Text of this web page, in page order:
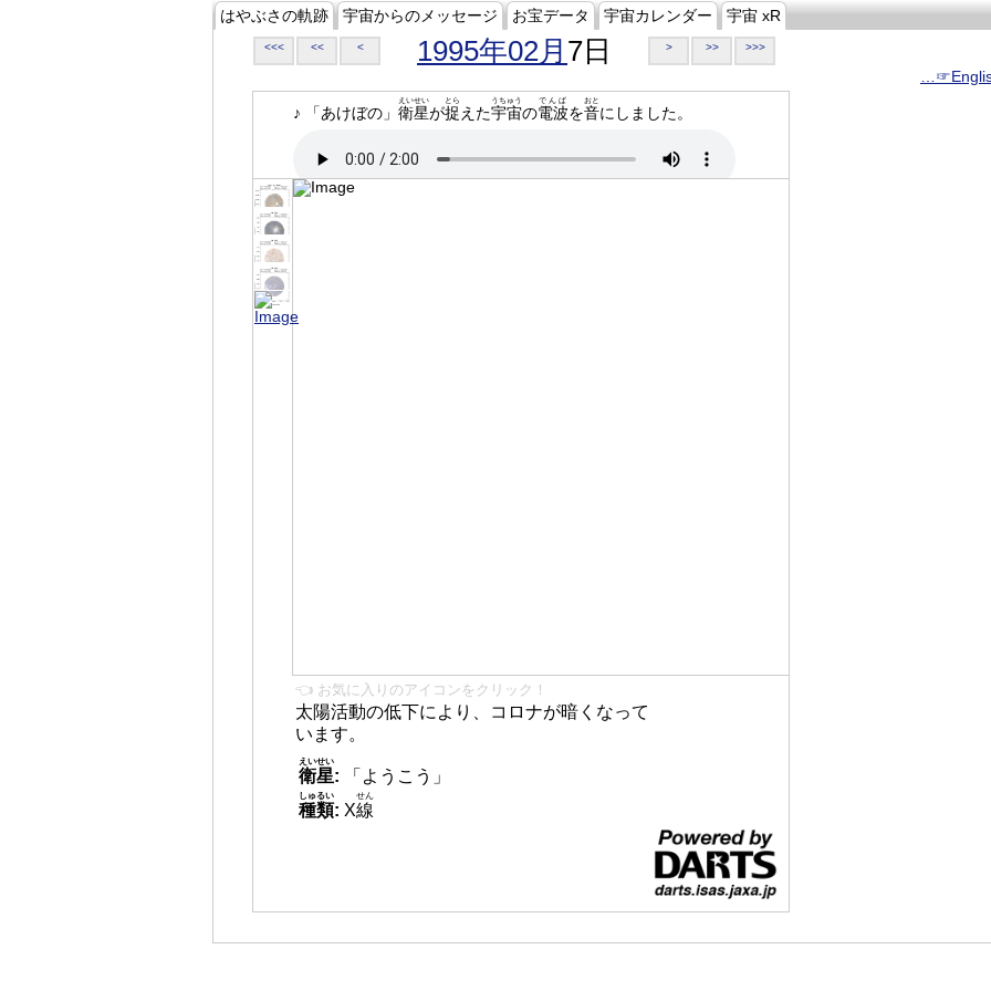
はやぶさの軌跡 宇宙からのメッセージ お宝データ 宇宙カレンダー 宇宙 xR
<<< << < 1995年02月 7日 > >> >>>
♪ 「あけぼの」 衛星
えいせい
が捉
とら
えた宇宙
うちゅう
の電波
でんぱ
を音
おと
にしました。
👈 お気に入りのアイコンをクリック！
太陽活動の低下により、コロナが暗くなって
います。
衛星
えいせい
:
「ようこう」
種類
しゅるい
: X線
せん